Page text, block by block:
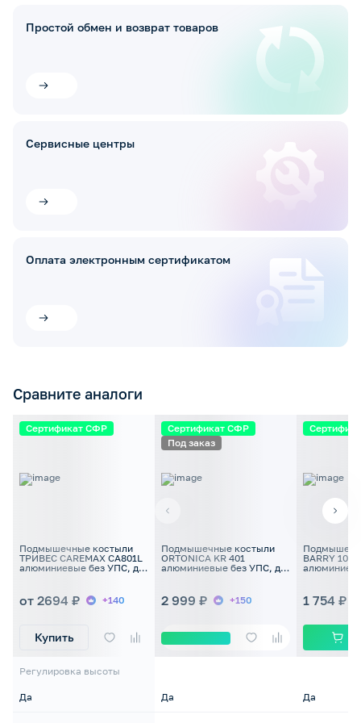
Простой обмен и возврат товаров
Сервисные центры
Оплата электронным сертификатом
Сравните аналоги
Сертификат СФР
Подмышечные костыли
ТРИВЕС CAREMAX CA801L
алюминиевые без УПС, до
от 2694 ₽ +140
Купить
Регулировка высоты
Да
Сертификат СФР
Под заказ
Подмышечные костыли
ORTONICA KR 401
алюминиевые без УПС, до
2 999 ₽ +150
Да
BARRY
1 754 ₽
Да